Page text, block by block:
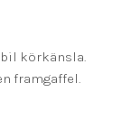
körkänsla.
framgaffel.